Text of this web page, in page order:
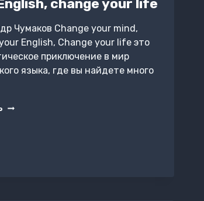
change your life
Чумаков Change your mind,
English, Change your life это
приключение в мир
языка, где вы найдете много
A